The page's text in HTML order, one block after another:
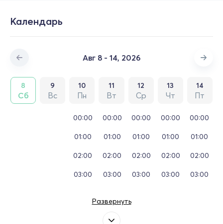
Календарь
Авг 8 - 14, 2026
8
Сб
9
Вс
10
Пн
11
Вт
12
Ср
13
Чт
14
Пт
00:00
01:00
02:00
03:00
00:00
01:00
02:00
03:00
00:00
01:00
02:00
03:00
00:00
01:00
02:00
03:00
00:00
01:00
02:00
03:00
Развернуть